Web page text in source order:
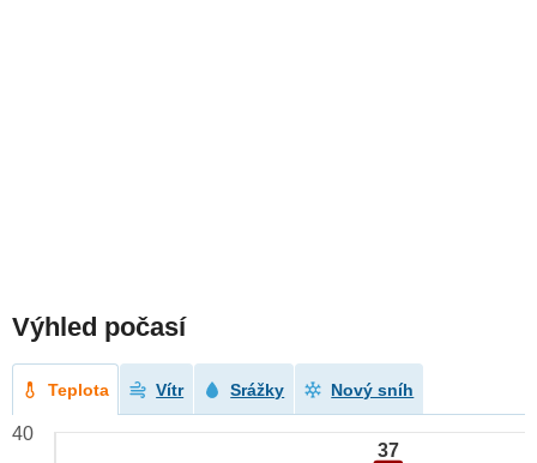
Výhled počasí
Teplota Vítr Srážky Nový sníh
37
40